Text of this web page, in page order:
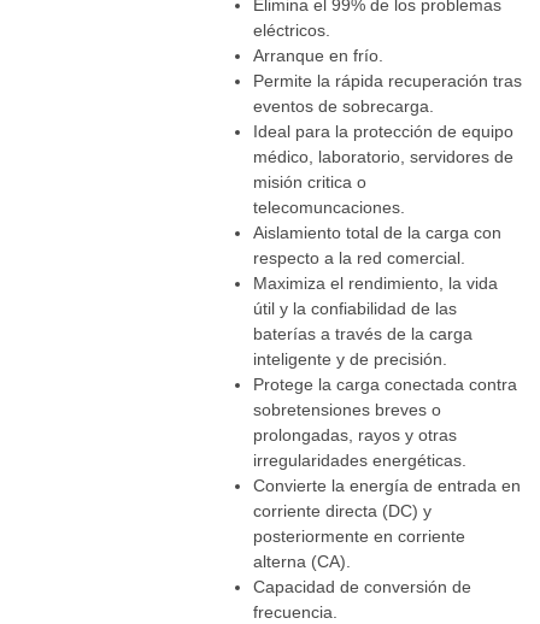
Elimina el 99% de los problemas
eléctricos.
Arranque en frío.
Permite la rápida recuperación tras
eventos de sobrecarga.
Ideal para la protección de equipo
médico, laboratorio, servidores de
misión critica o
telecomuncaciones.
Aislamiento total de la carga con
respecto a la red comercial.
Maximiza el rendimiento, la vida
útil y la confiabilidad de las
baterías a través de la carga
inteligente y de precisión.
Protege la carga conectada contra
sobretensiones breves o
prolongadas, rayos y otras
irregularidades energéticas.
Convierte la energía de entrada en
corriente directa (DC) y
posteriormente en corriente
alterna (CA).
Capacidad de conversión de
frecuencia.